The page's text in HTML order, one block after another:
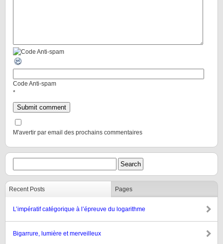
Code Anti-spam
*
M'avertir par email des prochains commentaires
Recent Posts Pages
L’impératif catégorique à l’épreuve du logarithme
Bigarrure, lumière et merveilleux